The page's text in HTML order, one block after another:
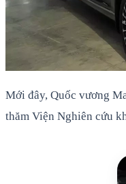
Mới đây, Quốc vương
thăm Viện Nghiên cứu